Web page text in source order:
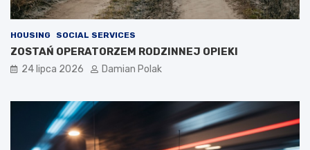
HOUSING SOCIAL SERVICES
ZOSTAŃ OPERATORZEM RODZINNEJ OPIEKI
24 lipca 2026 Damian Polak